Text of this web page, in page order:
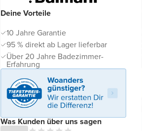
Deine Vorteile
10 Jahre Garantie
95 % direkt ab Lager lieferbar
Über 20 Jahre Badezimmer-
Erfahrung
Was Kunden über uns sagen